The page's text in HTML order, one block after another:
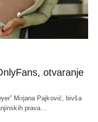
otvaranje
Mirjana Pajković, bivša
prava…